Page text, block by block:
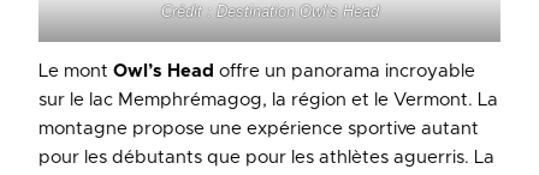
Crédit : Destination Owl’s Head
Le mont Owl’s Head offre un panorama incroyable
sur le lac Memphrémagog, la région et le Vermont. La
montagne propose une expérience sportive autant
pour les débutants que pour les athlètes aguerris. La